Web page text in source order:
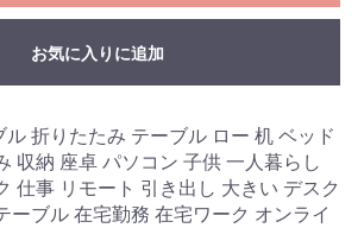
お気に入りに追加
折りたたみ テーブル ロー 机 ベッド
収納 座卓 パソコン 子供 一人暮らし
仕事 リモート 引き出し 大きい デスク
ーブル 在宅勤務 在宅ワーク オンライ